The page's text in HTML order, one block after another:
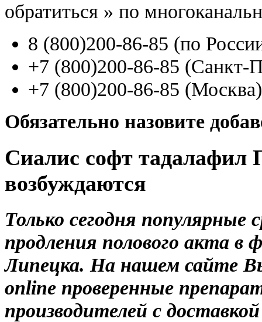
обратиться » по
8 (800)200-86-85 (по
+7 (800)200-86-85 (Санкт-
+7 (800)200-86-85 (Москва)
Обязательно назовите
Сиалис софт
возбуждаются
Только сегодня популярные
продления полового акта в
Липецка. На нашем сайте
online проверенные
производителей с